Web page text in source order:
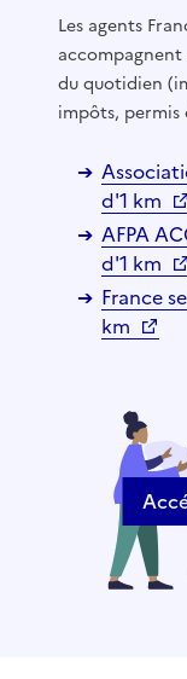
Les agents
accompagnent
du quotidien
impôts, permis
d'1 km
AFPA
d'1 km
France
km